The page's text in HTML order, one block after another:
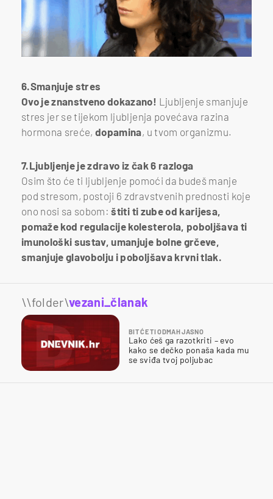
6.Smanjuje stres
Ovo je znanstveno dokazano! Ljubljenje smanjuje
stres jer se tijekom ljubljenja povećava razina
hormona sreće,dopamina, u tvom organizmu.
7.Ljubljenje je zdravo iz čak 6 razloga
Osim što će ti ljubljenje pomoći da budeš manje
pod stresom, postoji 6 zdravstvenih prednosti koje
ono nosi sa sobom: štiti ti zube od karijesa,
pomaže kod regulacije kolesterola, poboljšava ti
imunološki sustav, umanjuje bolne grčeve,
smanjuje glavobolju i poboljšava krvni tlak.
\\folder\vezani_članak
BIT ĆE TI ODMAH JASNO
Lako ćeš ga razotkriti – evo
kako se dečko ponaša kada mu
se sviđa tvoj poljubac